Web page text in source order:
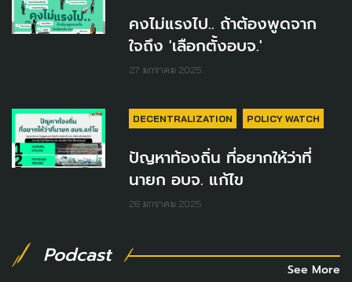
คงไม่แรงไป.. ถ้าต้องพูดจาก
ใจถึง 'เลือกตั้งอบจ.'
27 มกราคม 2025
DECENTRALIZATION POLICY WATCH
ปัญหาท้องถิ่น ที่อยากให้ว่าที่
นายก อบจ. แก้ไข
26 มกราคม 2025
Podcast
See More